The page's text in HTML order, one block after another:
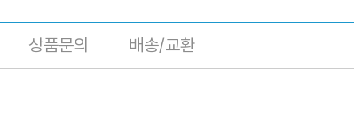
상품문의 배송/교환